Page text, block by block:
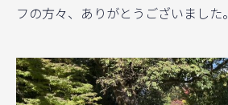
フの方々、ありがとうございました。